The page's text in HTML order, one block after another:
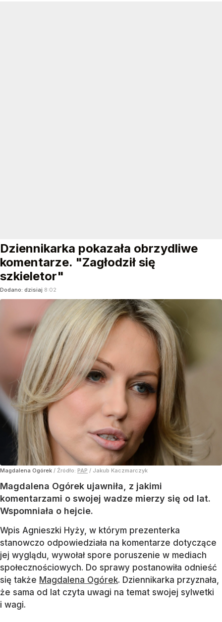
Dziennikarka pokazała obrzydliwe
komentarze. "Zagłodził się
szkieletor"
Dodano: dzisiaj 8:02
Magdalena Ogórek / Źródło: PAP / Jakub Kaczmarczyk
Magdalena Ogórek ujawniła, z jakimi
komentarzami o swojej wadze mierzy się od lat.
Wspomniała o hejcie.
Wpis Agnieszki Hyży, w którym prezenterka
stanowczo odpowiedziała na komentarze dotyczące
jej wyglądu, wywołał spore poruszenie w mediach
społecznościowych. Do sprawy postanowiła odnieść
się także Magdalena Ogórek. Dziennikarka przyznała,
że sama od lat czyta uwagi na temat swojej sylwetki
i wagi.